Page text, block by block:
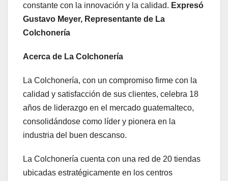
constante con la innovación y la calidad. Expresó
Gustavo Meyer, Representante de La
Colchonería
Acerca de La Colchonería
La Colchonería, con un compromiso firme con la
calidad y satisfacción de sus clientes, celebra 18
años de liderazgo en el mercado guatemalteco,
consolidándose como líder y pionera en la
industria del buen descanso.
La Colchonería cuenta con una red de 20 tiendas
ubicadas estratégicamente en los centros